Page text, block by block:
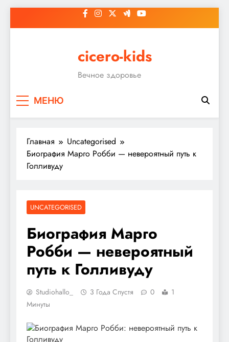
к
cicero-kids
Вечное здоровье
МЕНЮ
Главная
Uncategorised
Биография Марго Робби — невероятный путь к
Голливуду
UNCATEGORISED
Биография Марго
Робби — невероятный
путь к Голливуду
Studiohallo_ 3 Года Спустя 0
1
Минуты